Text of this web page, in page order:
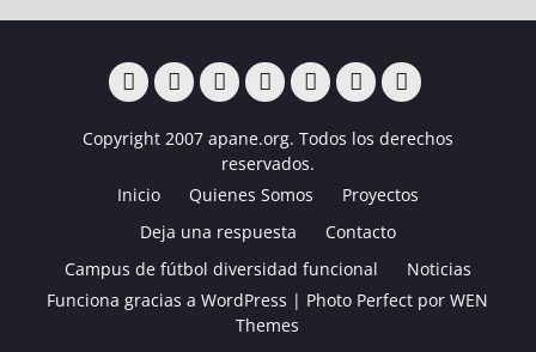
Somos
una
respuesta
de
diversidad
funcional
Copyright 2007 apane.org. Todos los derechos
reservados.
Inicio
Quienes Somos
Proyectos
Deja una respuesta
Contacto
Campus de fútbol diversidad funcional
Noticias
Funciona gracias a WordPress | Photo Perfect porWEN
Themes